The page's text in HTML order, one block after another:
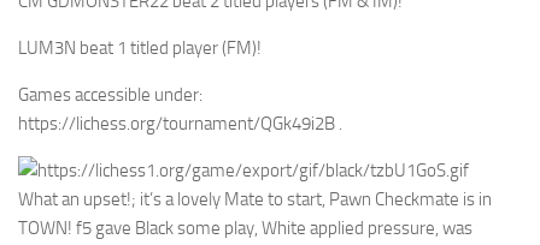
LUM3N beat 1 titled player (FM)!
Games accessible under:
https://lichess.org/tournament/QGk49i2B .
What an upset!; it’s a lovely Mate to start, Pawn Checkmate is in
TOWN! f5 gave Black some play, White applied pressure, was